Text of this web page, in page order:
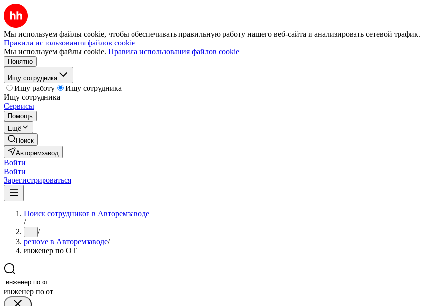
Мы используем файлы cookie, чтобы обеспечивать правильную работу нашего веб-сайта и анализировать сетевой трафик.
Правила использования файлов cookie
Мы используем файлы cookie. Правила использования файлов cookie
Понятно
Ищу сотрудника
Ищу работу
Ищу сотрудника
Ищу сотрудника
Сервисы
Помощь
Ещё
Поиск
Авторемзавод
Войти
Войти
Зарегистрироваться
Поиск сотрудников в Авторемзаводе
/
... /
резюме в Авторемзаводе/
инженер по ОТ
инженер по от